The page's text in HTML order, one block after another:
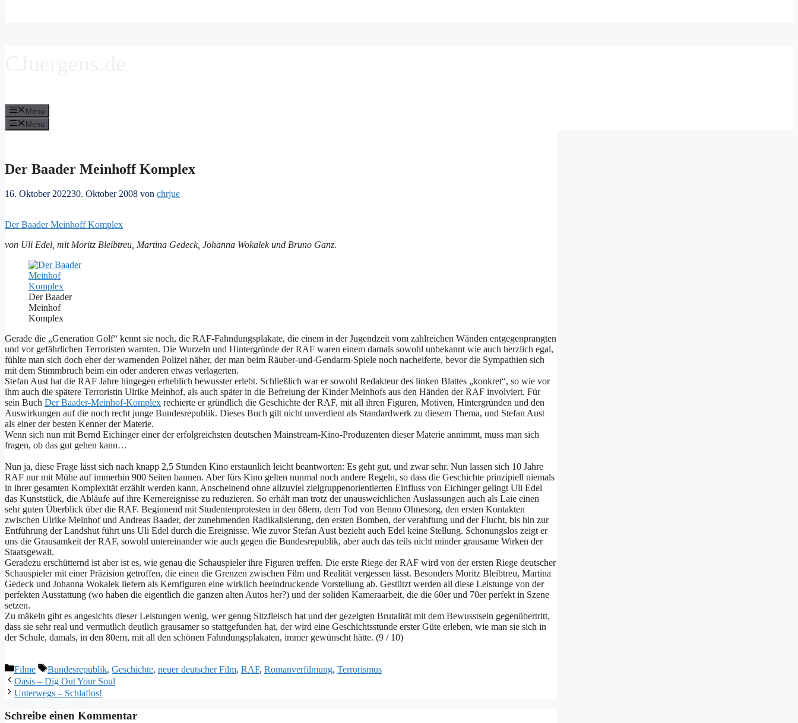
Menü
Menü
Der Baader Meinhoff Komplex
16. Oktober 202230. Oktober 2008 von chrjue
Der Baader Meinhoff Komplex
von Uli Edel, mit Moritz Bleibtreu, Martina Gedeck, Johanna Wokalek und Bruno Ganz.
Der Baader
Meinhof
Komplex
Gerade die „Generation Golf“ kennt sie noch, die RAF-Fahndungsplakate, die einem in der Jugendzeit vom zahlreichen Wänden entgegenprangten
und vor gefährlichen Terroristen warnten. Die Wurzeln und Hintergründe der RAF waren einem damals sowohl unbekannt wie auch herzlich egal,
fühlte man sich doch eher der warnenden Polizei näher, der man beim Räuber-und-Gendarm-Spiele noch nacheiferte, bevor die Sympathien sich
mit dem Stimmbruch beim ein oder anderen etwas verlagerten.
Stefan Aust hat die RAF Jahre hingegen erheblich bewusster erlebt. Schließlich war er sowohl Redakteur des linken Blattes „konkret“, so wie vor
ihm auch die spätere Terroristin Ulrike Meinhof, als auch später in die Befreiung der Kinder Meinhofs aus den Händen der RAF involviert. Für
sein Buch Der Baader-Meinhof-Komplex rechierte er gründlich die Geschichte der RAF, mit all ihren Figuren, Motiven, Hintergründen und den
Auswirkungen auf die noch recht junge Bundesrepublik. Dieses Buch gilt nicht unverdient als Standardwerk zu diesem Thema, und Stefan Aust
als einer der besten Kenner der Materie.
Wenn sich nun mit Bernd Eichinger einer der erfolgreichsten deutschen Mainstream-Kino-Produzenten dieser Materie annimmt, muss man sich
fragen, ob das gut gehen kann…
Nun ja, diese Frage lässt sich nach knapp 2,5 Stunden Kino erstaunlich leicht beantworten: Es geht gut, und zwar sehr. Nun lassen sich 10 Jahre
RAF nur mit Mühe auf immerhin 900 Seiten bannen. Aber fürs Kino gelten nunmal noch andere Regeln, so dass die Geschichte prinzipiell niemals
in ihrer gesamten Komplexität erzählt werden kann. Anscheinend ohne allzuviel zielgruppenorientierten Einfluss von Eichinger gelingt Uli Edel
das Kunststück, die Abläufe auf ihre Kernereignisse zu reduzieren. So erhält man trotz der unausweichlichen Auslassungen auch als Laie einen
sehr guten Überblick über die RAF. Beginnend mit Studentenprotesten in den 68ern, dem Tod von Benno Ohnesorg, den ersten Kontakten
zwischen Ulrike Meinhof und Andreas Baader, der zunehmenden Radikalisierung, den ersten Bomben, der verahftung und der Flucht, bis hin zur
Entführung der Landshut führt uns Uli Edel durch die Ereignisse. Wie zuvor Stefan Aust bezieht auch Edel keine Stellung. Schonungslos zeigt er
uns die Grausamkeit der RAF, sowohl untereinander wie auch gegen die Bundesrepublik, aber auch das teils nicht minder grausame Wirken der
Staatsgewalt.
Geradezu erschütternd ist aber ist es, wie genau die Schauspieler ihre Figuren treffen. Die erste Riege der RAF wird von der ersten Riege deutscher
Schauspieler mit einer Präzision getroffen, die einen die Grenzen zwischen Film und Realität vergessen lässt. Besonders Moritz Bleibtreu, Martina
Gedeck und Johanna Wokalek liefern als Kernfiguren eine wirklich beeindruckende Vorstellung ab. Gestützt werden all diese Leistunge von der
perfekten Ausstattung (wo haben die eigentlich die ganzen alten Autos her?) und der soliden Kameraarbeit, die die 60er und 70er perfekt in Szene
setzen.
Zu mäkeln gibt es angesichts dieser Leistungen wenig, wer genug Sitzfleisch hat und der gezeigten Brutalität mit dem Bewusstsein gegenübertritt,
dass sie sehr real und vermutlich deutlich grausamer so stattgefunden hat, der wird eine Geschichtsstunde erster Güte erleben, wie man sie sich in
der Schule, damals, in den 80ern, mit all den schönen Fahndungsplakaten, immer gewünscht hätte. (9 / 10)
Kategorien
Filme Schlagwörter
Bundesrepublik, Geschichte, neuer deutscher Film, RAF, Romanverfilmung, Terrorismus
Oasis – Dig Out Your Soul
Unterwegs – Schlaflos!
Schreibe einen Kommentar